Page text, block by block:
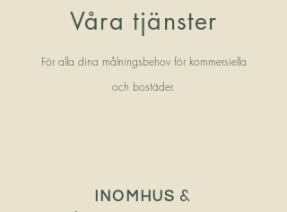
Våra tjänster
För alla dina målningsbehov för kommersiella
och bostäder.
INOMHUS &